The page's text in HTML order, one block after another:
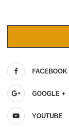
FACEBOOK
GOOGLE +
YOUTUBE